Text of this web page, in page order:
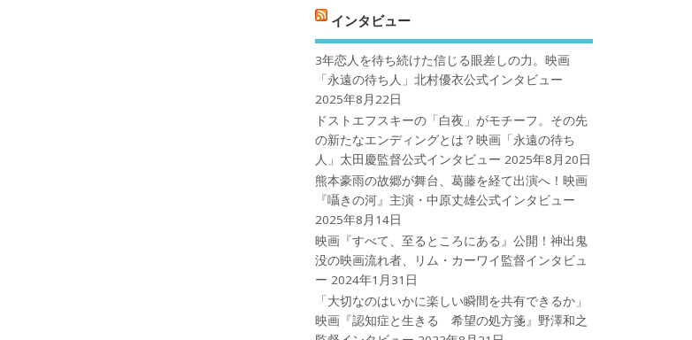
インタビュー
3年恋人を待ち続けた信じる眼差しの力。映画
「永遠の待ち人」北村優衣公式インタビュー
2025年8月22日
ドストエフスキーの「白夜」がモチーフ。その先
の新たなエンディングとは？映画「永遠の待ち
人」太田慶監督公式インタビュー 2025年8月20日
熊本豪雨の故郷が舞台、葛藤を経て出演へ！映画
『囁きの河』主演・中原丈雄公式インタビュー
2025年8月14日
映画『すべて、至るところにある』公開！神出鬼
没の映画流れ者、リム・カーワイ監督インタビュ
ー 2024年1月31日
「大切なのはいかに楽しい瞬間を共有できるか」
映画『認知症と生きる 希望の処方箋』野澤和之